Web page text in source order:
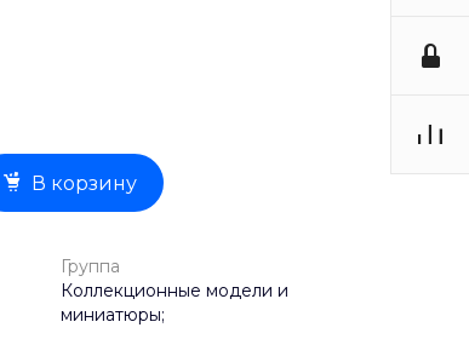
В корзину
Группа
Коллекционные модели и
миниатюры;